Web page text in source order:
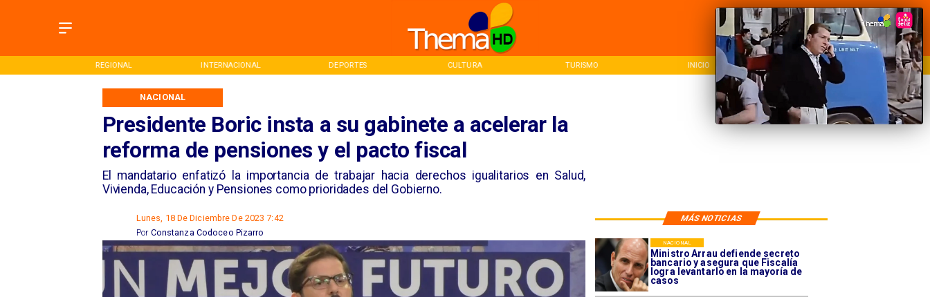
REGIONAL INTERNACIONAL DEPORTES CULTURA TURISMO INICIO NACIONAL
Presidente Boric insta a su gabinete a acelerar la
reforma de pensiones y el pacto fiscal
El mandatario enfatizó la importancia de trabajar hacia derechos igualitarios en Salud,
Vivienda, Educación y Pensiones como prioridades del Gobierno.
NACIONAL
MÁS NOTICIAS
Lunes, 18 De Diciembre De 2023 7:42
Constanza Codoceo Pizarro
Por
Ministro Arrau defiende secreto
bancario y asegura que Fiscalía
logra levantarlo en la mayoría de
casos
NACIONAL